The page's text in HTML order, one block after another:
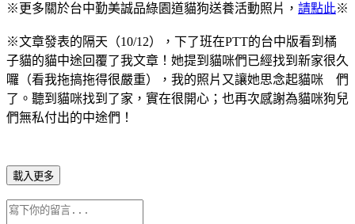
※更多關於台中勤美誠品綠園道貓狗送養活動照片， 請點此※
※文章發表的隔天（10/12），下了班在PTT的台中版看到橘
子貓的貓中途回覆了我文章！她提到貓咪們已經找到新家很久
囉（看我拖搞拖得很嚴重），我的照片又讓她思念起貓咪 們
了。聽到貓咪找到了家，實在很開心；也再次感謝為貓咪狗兒
們無私付出的中途們！
載入更多